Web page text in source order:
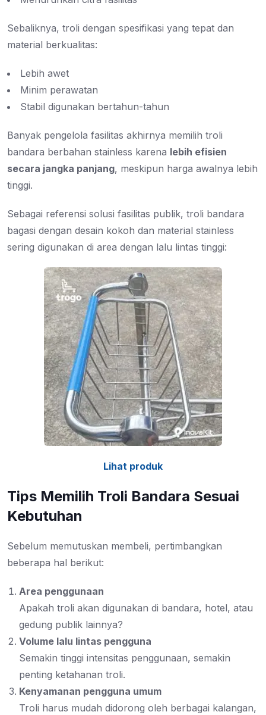
Sebaliknya, troli dengan spesifikasi yang tepat dan
material berkualitas:
Lebih awet
Minim perawatan
Stabil digunakan bertahun-tahun
Banyak pengelola fasilitas akhirnya memilih troli
bandara berbahan stainless karena lebih efisien
secara jangka panjang, meskipun harga awalnya lebih
tinggi.
Sebagai referensi solusi fasilitas publik, troli bandara
bagasi dengan desain kokoh dan material stainless
sering digunakan di area dengan lalu lintas tinggi:
Lihat produk
Tips Memilih Troli Bandara Sesuai
Kebutuhan
Sebelum memutuskan membeli, pertimbangkan
beberapa hal berikut:
Area penggunaan
Apakah troli akan digunakan di bandara, hotel, atau
gedung publik lainnya?
Volume lalu lintas pengguna
Semakin tinggi intensitas penggunaan, semakin
penting ketahanan troli.
Kenyamanan pengguna umum
Troli harus mudah didorong oleh berbagai kalangan,